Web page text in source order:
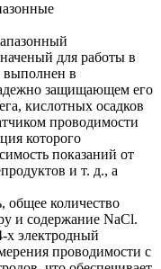
для работы в
выполнен в
защищающем его
кислотных осадков
проводимости
которого
показаний от
и т. д., а
общее количество
и содержание NaCl.
х электродный
проводимости с